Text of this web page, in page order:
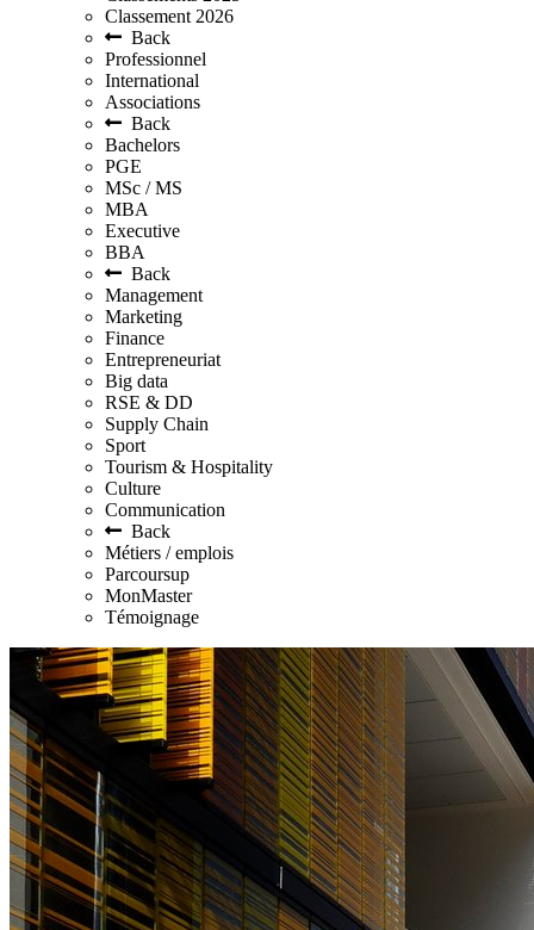
Classement 2026
Back
Professionnel
International
Associations
Back
Bachelors
PGE
MSc / MS
MBA
Executive
BBA
Back
Management
Marketing
Finance
Entrepreneuriat
Big data
RSE & DD
Supply Chain
Sport
Tourism & Hospitality
Culture
Communication
Back
Métiers / emplois
Parcoursup
MonMaster
Témoignage